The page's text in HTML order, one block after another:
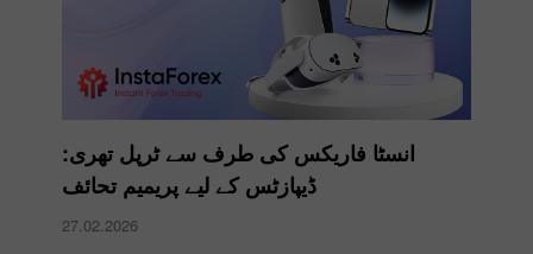
انسٹا فاریکس کی طرف سے ٹرپل تھری:
ڈیپازٹس کے لیے پریمیم تحائف
27.02.2026